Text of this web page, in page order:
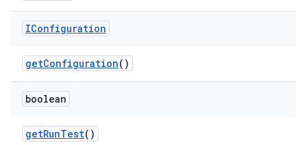
IConfiguration
getConfiguration()
boolean
getRunTest()